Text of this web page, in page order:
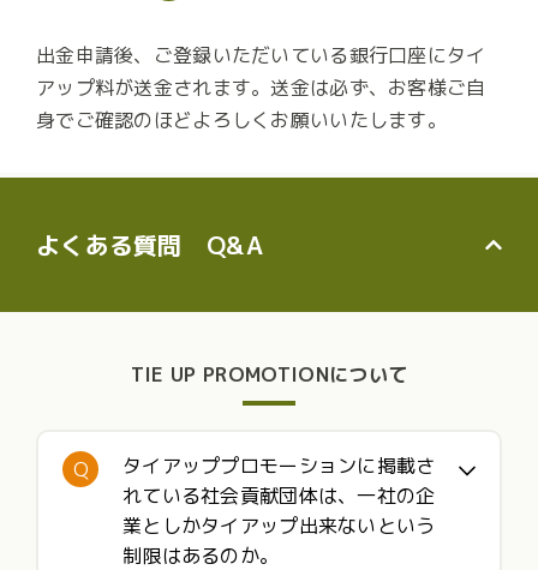
出金申請後、ご登録いただいている銀行口座にタイ
アップ料が送金されます。送金は必ず、お客様ご自
身でご確認のほどよろしくお願いいたします。
よくある質問 Q&A
TIE UP PROMOTIONについて
Q
タイアッププロモーションに掲載さ
れている社会貢献団体は、一社の企
業としかタイアップ出来ないという
制限はあるのか。